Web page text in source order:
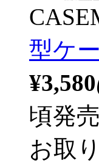
型ケ
¥3,580
頃発売
お取